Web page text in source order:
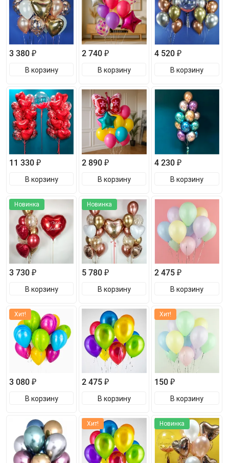
3 380 ₽
В корзину
2 740 ₽
В корзину
4 520 ₽
В корзину
11 330 ₽
В корзину
2 890 ₽
В корзину
4 230 ₽
В корзину
Новинка
3 730 ₽
В корзину
Новинка
5 780 ₽
В корзину
2 475 ₽
В корзину
Хит!
3 080 ₽
В корзину
2 475 ₽
В корзину
Хит!
150 ₽
В корзину
Хит! Новинка